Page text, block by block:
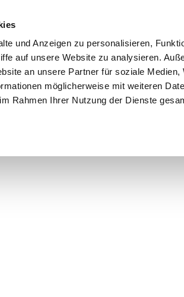
und Anzeigen zu personalisieren,
auf unsere Website zu analysieren.
an unsere Partner für soziale Medien,
möglicherweise mit weiteren
Rahmen Ihrer Nutzung der Dienste